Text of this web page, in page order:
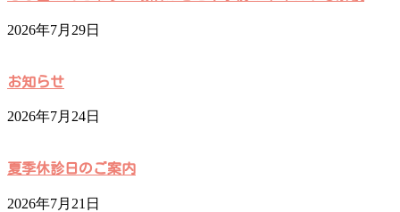
2026年7月29日
お知らせ
2026年7月24日
夏季休診日のご案内
2026年7月21日